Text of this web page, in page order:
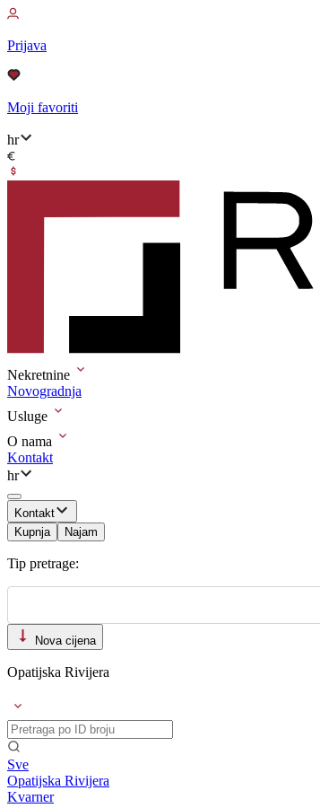
Prijava
Moji favoriti
hr
Nekretnine
Novogradnja
Usluge
O nama
Kontakt
hr
Kontakt
Kupnja
Najam
Tip pretrage:
Nova cijena
Opatijska Rivijera
Sve
Opatijska Rivijera
Kvarner